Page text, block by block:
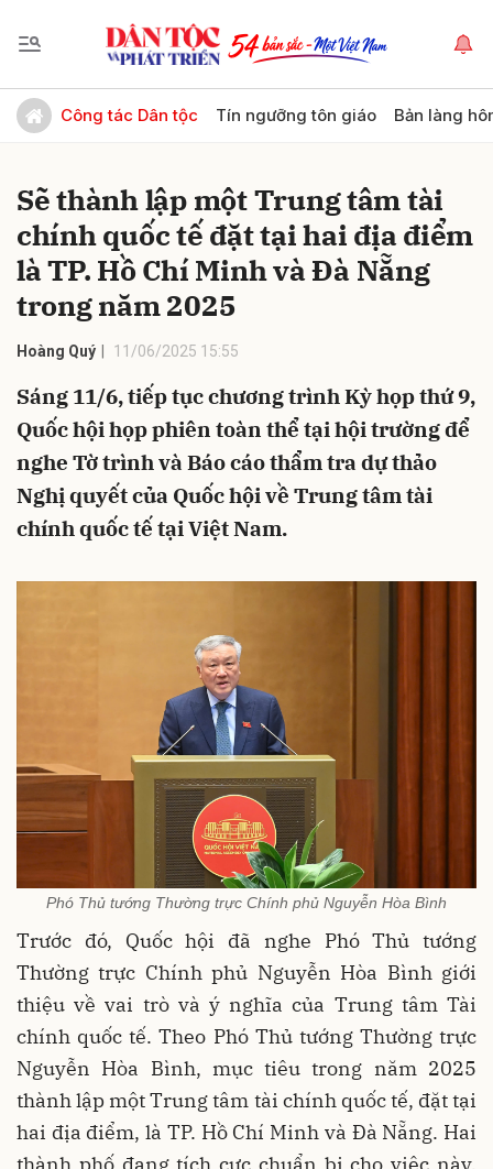
Công tác Dân tộc Tín ngưỡng tôn giáo Bản làng
Sẽ thành lập một Trung tâm tài
chính quốc tế đặt tại hai địa điểm
là TP. Hồ Chí Minh và Đà Nẵng
trong năm 2025
Hoàng Quý 11/06/2025 15:55
Sáng 11/6, tiếp tục chương trình Kỳ họp thứ 9,
Quốc hội họp phiên toàn thể tại hội trường để
nghe Tờ trình và Báo cáo thẩm tra dự thảo
Nghị quyết của Quốc hội về Trung tâm tài
chính quốc tế tại Việt Nam.
Phó Thủ tướng Thường trực Chính phủ Nguyễn Hòa Bình
Trước đó, Quốc hội đã nghe Phó Thủ tướng
Thường trực Chính phủ Nguyễn Hòa Bình giới
thiệu về vai trò và ý nghĩa của Trung tâm Tài
chính quốc tế. Theo Phó Thủ tướng Thường trực
Nguyễn Hòa Bình, mục tiêu trong năm 2025
thành lập một Trung tâm tài chính quốc tế, đặt tại
hai địa điểm, là TP. Hồ Chí Minh và Đà Nẵng. Hai
Gửi bình luận